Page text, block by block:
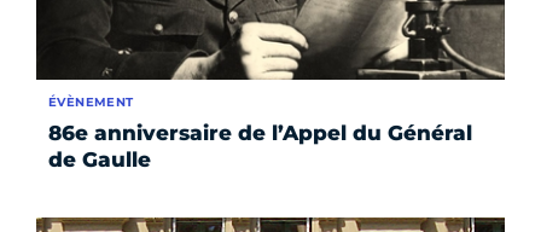
86e anniversaire de l’Appel du Général
de Gaulle
ÉVÈNEMENT